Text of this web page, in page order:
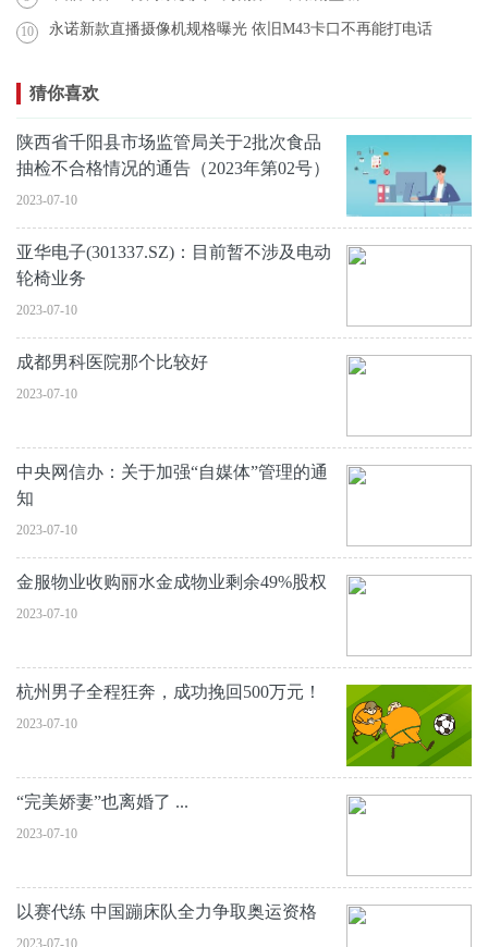
10 永诺新款直播摄像机规格曝光 依旧M43卡口不再能打电话
猜你喜欢
陕西省千阳县市场监管局关于2批次食品
抽检不合格情况的通告（2023年第02号）
2023-07-10
亚华电子(301337.SZ)：目前暂不涉及电动
轮椅业务
2023-07-10
成都男科医院那个比较好
2023-07-10
中央网信办：关于加强“自媒体”管理的通
知
2023-07-10
金服物业收购丽水金成物业剩余49%股权
2023-07-10
杭州男子全程狂奔，成功挽回500万元！
2023-07-10
“完美娇妻”也离婚了 ...
2023-07-10
以赛代练 中国蹦床队全力争取奥运资格
2023-07-10